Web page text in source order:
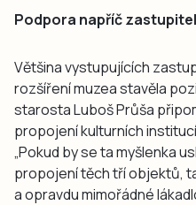
Podpora napříč
Většina vystupujících
rozšíření muzea stavěla
starosta Luboš Průša
propojení kulturních
„Pokud by se ta myšlenka
propojení těch tří objektů,
a opravdu mimořádné